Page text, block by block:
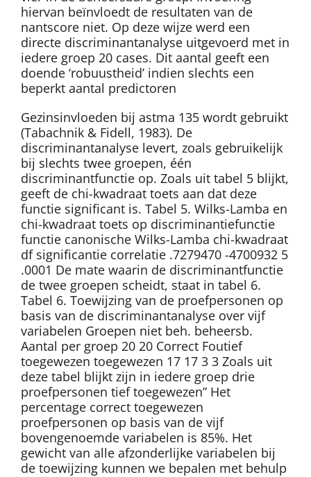
hiervan beïnvloedt de resultaten van de
nantscore niet. Op deze wijze werd een
directe discriminantanalyse uitgevoerd met in
iedere groep 20 cases. Dit aantal geeft een
doende ‘robuustheid’ indien slechts een
beperkt aantal predictoren
Gezinsinvloeden bij astma 135 wordt gebruikt
(Tabachnik & Fidell, 1983). De
discriminantanalyse levert, zoals gebruikelijk
bij slechts twee groepen, één
discriminantfunctie op. Zoals uit tabel 5 blijkt,
geeft de chi-kwadraat toets aan dat deze
functie significant is. Tabel 5. Wilks-Lamba en
chi-kwadraat toets op discriminantiefunctie
functie canonische Wilks-Lamba chi-kwadraat
df significantie correlatie .7279470 -4700932 5
.0001 De mate waarin de discriminantfunctie
de twee groepen scheidt, staat in tabel 6.
Tabel 6. Toewijzing van de proefpersonen op
basis van de discriminantanalyse over vijf
variabelen Groepen niet beh. beheersb.
Aantal per groep 20 20 Correct Foutief
toegewezen toegewezen 17 17 3 3 Zoals uit
deze tabel blijkt zijn in iedere groep drie
proefpersonen tief toegewezen” Het
percentage correct toegewezen
proefpersonen op basis van de vijf
bovengenoemde variabelen is 85%. Het
gewicht van alle afzonderlijke variabelen bij
de toewijzing kunnen we bepalen met behulp